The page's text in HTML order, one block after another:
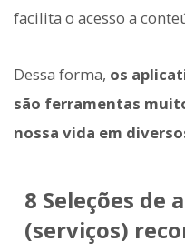
facilita o acesso a
Dessa forma, os
são ferramentas
nossa vida em
8 Seleções de
(serviços)